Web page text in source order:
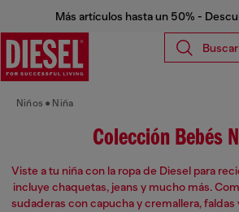
Más artículos hasta un 50% -
Buscar
Niños Niña
Colección Bebés
Viste a tu niña con la ropa de Diesel para
incluye chaquetas, jeans y mucho más.
sudaderas con capucha y cremallera, faldas